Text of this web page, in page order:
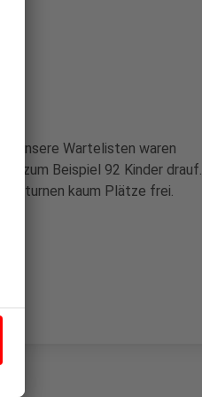
"Unsere Wartelisten waren
zum Beispiel 92 Kinder drauf.
kaum Plätze frei.